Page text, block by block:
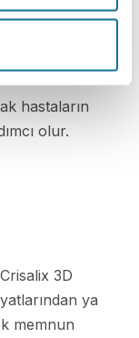
hastaların
olur.
3D
ya
memnun